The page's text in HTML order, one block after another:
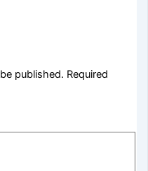
published. Required